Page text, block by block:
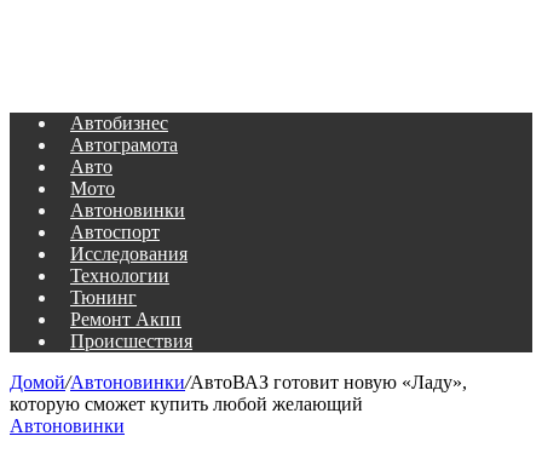
Автобизнес
Автограмота
Авто
Мото
Автоновинки
Автоспорт
Исследования
Технологии
Тюнинг
Ремонт Акпп
Происшествия
Домой/Автоновинки/АвтоВАЗ готовит новую «Ладу»,
которую сможет купить любой желающий
Автоновинки